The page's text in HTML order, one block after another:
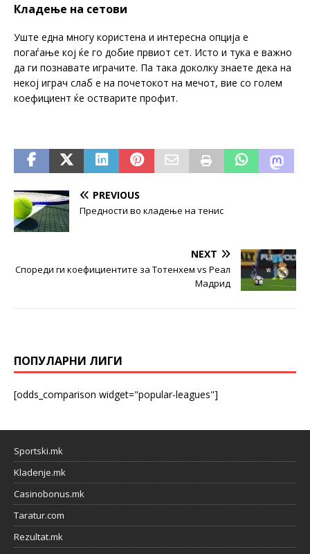
Кладење на сетови
Уште една многу користена и интересна опција е
погаѓање кој ќе го добие првиот сет. Исто и тука е важно
да ги познавате играчите. Па така доколку знаете дека на
некој играч слаб е на почетокот на мечот, вие со голем
коефициент ќе остварите профит.
PREVIOUS
Предности во кладење на тенис
NEXT
Спореди ги коефициентите за Тотенхем vs Реал
Мадрид
ПОПУЛАРНИ ЛИГИ
[odds_comparison widget="popular-leagues"]
Sportski.mk
Kladenje.mk
Casinobonus.mk
Taratur.com
Rezultat.mk